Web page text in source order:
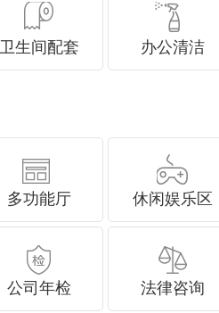
卫生间配套 办公清洁
多功能厅 休闲娱乐区
公司年检 法律咨询